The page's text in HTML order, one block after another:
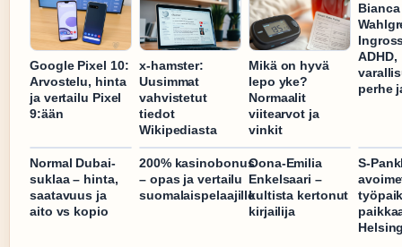
Google Pixel 10:
Arvostelu, hinta
ja vertailu Pixel
9:ään
x-hamster:
Uusimmat
vahvistetut
tiedot
Wikipediasta
Mikä on hyvä
lepo yke?
Normaalit
viitearvot ja
vinkit
Bianca
ADHD,
perhe
Normal Dubai-
suklaa – hinta,
saatavuus ja
aito vs kopio
200% kasinobonus
– opas ja vertailu
suomalaispelaajille
Oona-Emilia
Enkelsaari –
kultista kertonut
kirjailija
S-